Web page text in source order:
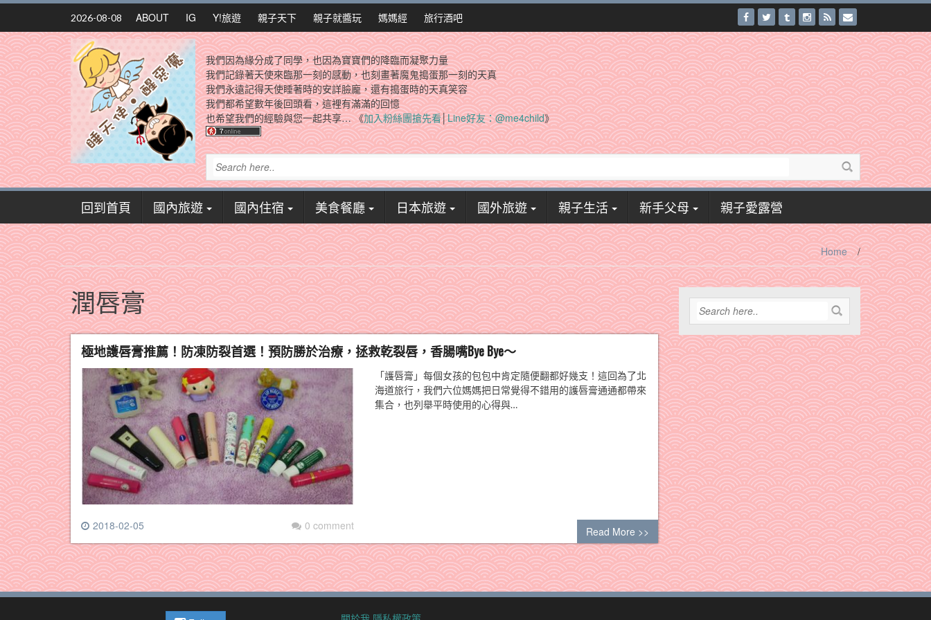
Skip
content
2026-08-08 ABOUT IG Y!旅遊 親子天下 親子就醬玩 媽媽經 旅行酒吧
我們因為緣分成了同學，也因為寶寶們的降臨而凝聚力量
我們記錄著天使來臨那一刻的感動，也刻畫著魔鬼搗蛋那一刻的天真
我們永遠記得天使睡著時的安詳臉龐，還有搗蛋時的天真笑容
我們都希望數年後回頭看，這裡有滿滿的回憶
也希望我們的經驗與您一起共享… 《加入粉絲團搶先看│Line好友：@me4child》
回到首頁 國內旅遊 國內住宿 美食餐廳 日本旅遊 國外旅遊 親子生活 新手父母 親子愛露營
Home /
潤唇膏
極地護唇膏推薦！防凍防裂首選！預防勝於治療，拯救乾裂唇，香腸嘴Bye Bye～
2018-02-05 0 comment
「護唇膏」每個女孩的包包中肯定隨便翻都好幾支！這回為了北
海道旅行，我們六位媽媽把日常覺得不錯用的護唇膏通通都帶來
集合，也列舉平時使用的心得與…
Read More >>